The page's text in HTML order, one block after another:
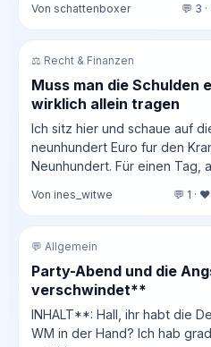
Von schattenboxer 💬 3
⚖️ Recht & Finanzen
Muss man die Schulden
wirklich allein tragen
Ich sitz hier und schaue auf
neunhundert Euro fur den
Neunhundert. Für einen Tag,
Von ines_witwe 💬 1 ·
💬 Allgemein
Party-Abend und die
verschwindet**
INHALT**: Hall, ihr habt die
WM in der Hand? Ich hab